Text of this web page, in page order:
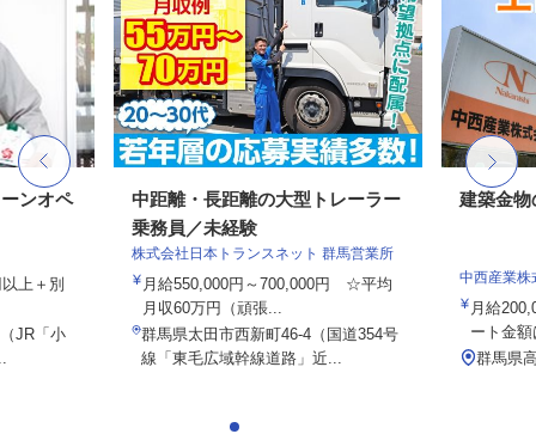
ンオペ
上＋別
JR「小
中距離・長距離の大型トレーラー
乗務員／未経験
株式会社日本トランスネット 群馬営業所
月給550,000円～700,000円 ☆平均
月収60万円（頑張...
群馬県太田市西新町46-4（国道354号
線「東毛広域幹線道路」近...
建築金物
中西産業
月給
ート金
群馬県